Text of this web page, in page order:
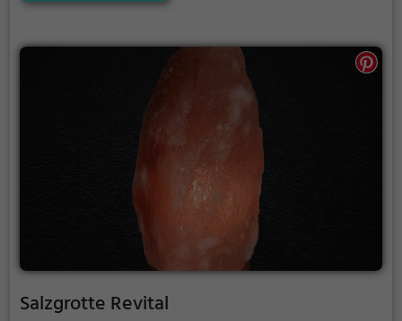
Salzgrotte Revital